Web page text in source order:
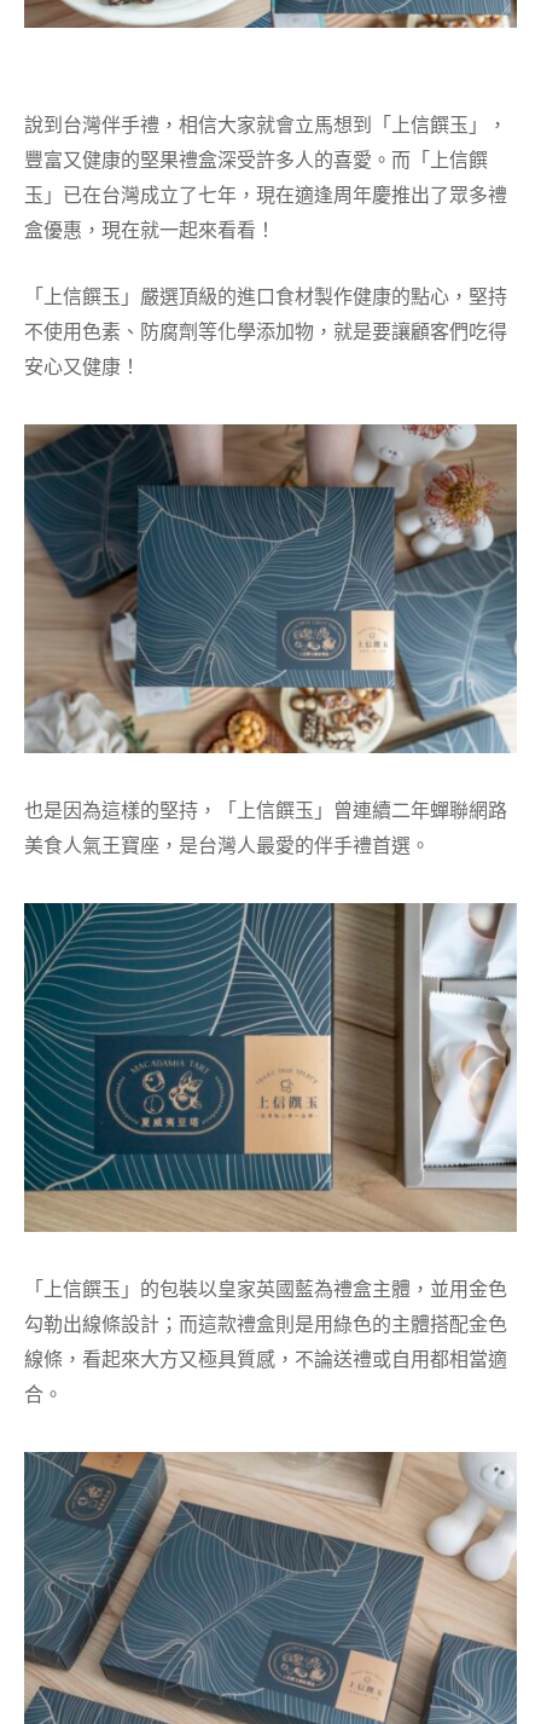
說到台灣伴手禮，相信大家就會立馬想到「上信饌玉」，
豐富又健康的堅果禮盒深受許多人的喜愛。而「上信饌
玉」已在台灣成立了七年，現在適逢周年慶推出了眾多禮
盒優惠，現在就一起來看看！
「上信饌玉」嚴選頂級的進口食材製作健康的點心，堅持
不使用色素、防腐劑等化學添加物，就是要讓顧客們吃得
安心又健康！
也是因為這樣的堅持，「上信饌玉」曾連續二年蟬聯網路
美食人氣王寶座，是台灣人最愛的伴手禮首選。
「上信饌玉」的包裝以皇家英國藍為禮盒主體，並用金色
勾勒出線條設計；而這款禮盒則是用綠色的主體搭配金色
線條， 看起來大方又極具質感，不論送禮或自用都相當適
合。